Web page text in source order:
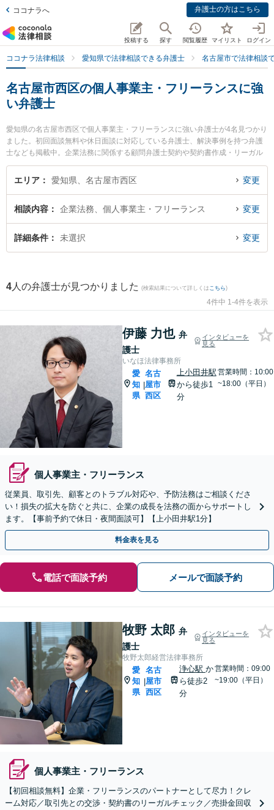
ココナラへ 弁護士の方はこちら
投稿する 探す 閲覧履歴 マイリスト ログイン
ココナラ法律相談 愛知県で法律相談できる弁護士 名古屋市で法律相談
名古屋市西区の個人事業主・フリーランスに強
い弁護士
愛知県の名古屋市西区で個人事業主・フリーランスに強い弁護士が4名見つかり
ました。初回面談無料や休日面談に対応している弁護士、解決事例を持つ弁護
士なども掲載中。企業法務に関係する顧問弁護士契約や契約書作成・リーガル
チェック、雇用契約書・就業規則作成等の細かな分野での絞り込み検索もでき
便利です。特にいなほ法律事務所の伊藤 力也弁護士や牧野太郎経営法律事務所
生した個人事業主・フリーランスのトラブルを今すぐに弁護士に相談したい』
『個人事業主・フリーランスのトラブル解決の実績豊富な近くの弁護士を検索
したい』『初回相談無料で個人事業主・フリーランスを法律相談できる名古屋
エリア 愛知県、名古屋市西区 変更
相談内容 企業法務、個人事業主・フリーランス 変更
詳細条件 未選択 変更
4 人の弁護士が見つかりました (検索結果について詳しくは こちら)
4件中 1-4件を表示
伊藤 力也 弁
護士
インタビューを
見る
いなほ法律事務所
愛
知
県
|
名古
屋市
西区
上小田井駅
から徒歩1
分
営業時間：10:00
~18:00（平日）
個人事業主・フリーランス
従業員、取引先、顧客とのトラブル対応や、予防法務はご相談くださ
い！損失の拡大を防ぐと共に、企業の成長を法務の面からサポートし
ます。【事前予約で休日・夜間面談可】【上小田井駅1分】
料金表を見る
電話で面談予約 メールで面談予約
牧野 太郎 弁
護士
インタビューを
見る
牧野太郎経営法律事務所
愛
知
県
|
名古
屋市
西区
浄心駅 か
ら徒歩2
分
営業時間：09:00
~19:00（平日）
個人事業主・フリーランス
【初回相談無料】企業・フリーランスのパートナーとして尽力！クレ
ーム対応／取引先との交渉・契約書のリーガルチェック／売掛金回収